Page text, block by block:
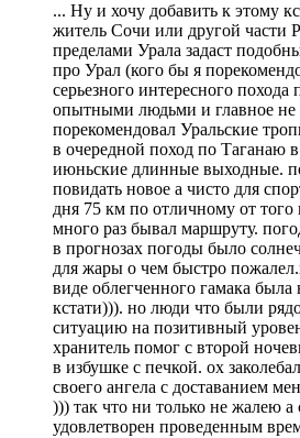
... Ну и хочу добавить к этому
житель Сочи или другой части
пределами Урала задаст
про Урал (кого бы я
серьезного интересного похода
опытными людьми и главное не
порекомендовал Уральские
в очередной поход по Таганаю
июньские длинные выходные.
повидать новое а чисто для
дня 75 км по отличному от того
много раз бывал маршруту.
в прогнозах погоды было
для жары о чем быстро
виде облегченного гамака была
кстати))). но люди что были
ситуацию на позитивный
хранитель помог с второй
в избушке с печкой. ох
своего ангела с доставанием
))) так что ни только не жалею а
удовлетворен проведенным